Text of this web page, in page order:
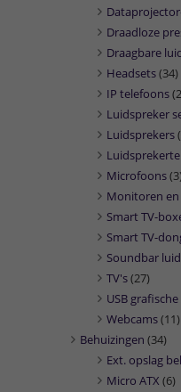
Draadloze
Draagbare
Headsets(34)
IP telefoons
Luidspreker
Luidsprekers
Microfoons
Monitoren
Smart TV-
Smart TV-
Soundbar
TV's(27)
USB
Webcams(11)
Behuizingen (34)
Ext. opslag
Micro ATX (6)